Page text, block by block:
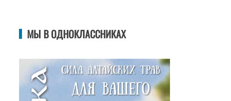
МЫ В ОДНОКЛАССНИКАХ